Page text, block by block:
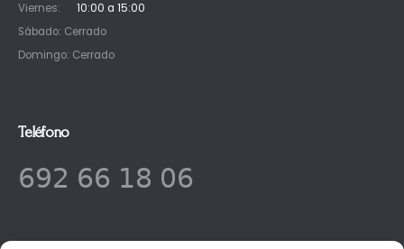
Viernes:
10:00 a 15:00
Sábado: Cerrado
Domingo: Cerrado
Teléfono
𝟨𝟫𝟤 𝟨𝟨 𝟣𝟪 𝟢𝟨